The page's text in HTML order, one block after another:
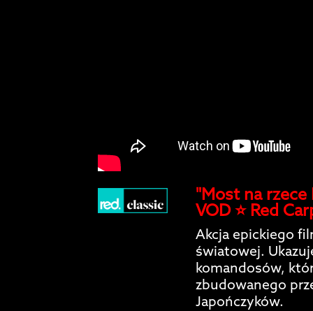
"Most na rzece
VOD ⭐️ Red
Akcja epickiego
światowej.
komandosów,
zbudowanego
Japończyków.